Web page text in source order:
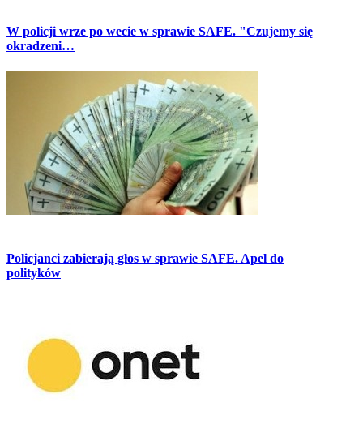
W policji wrze po wecie w sprawie SAFE. "Czujemy się
okradzeni…
Policjanci zabierają głos w sprawie SAFE. Apel do
polityków